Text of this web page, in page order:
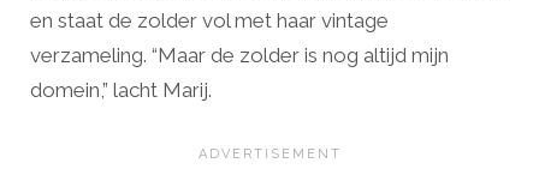
en staat de zolder vol met haar vintage
verzameling. “Maar de zolder is nog altijd mijn
domein,” lacht Marij.